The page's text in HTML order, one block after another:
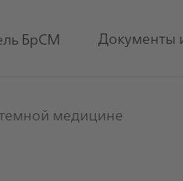
БрСМ Документы
медицине